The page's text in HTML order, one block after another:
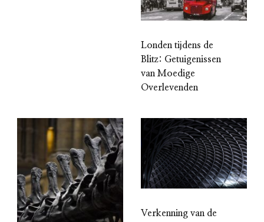
Londen tijdens de
Blitz: Getuigenissen
van Moedige
Overlevenden
Verkenning van de